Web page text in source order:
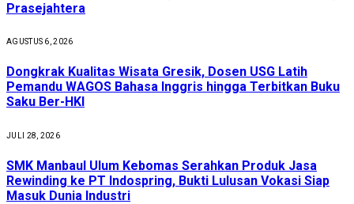
Prasejahtera
AGUSTUS 6, 2026
Dongkrak Kualitas Wisata Gresik, Dosen USG Latih
Pemandu WAGOS Bahasa Inggris hingga Terbitkan Buku
Saku Ber-HKI
JULI 28, 2026
SMK Manbaul Ulum Kebomas Serahkan Produk Jasa
Rewinding ke PT Indospring, Bukti Lulusan Vokasi Siap
Masuk Dunia Industri